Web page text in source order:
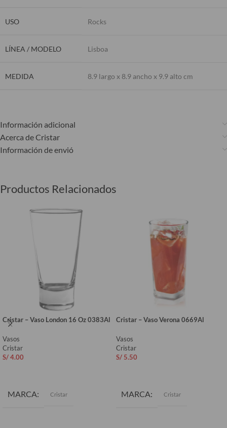
USO Rocks
LÍNEA / MODELO Lisboa
MEDIDA 8.9 largo x 8.9 ancho x 9.9 alto cm
Información adicional
Acerca de Cristar
Información de envió
Productos Relacionados
Cristar – Vaso London 16 Oz 0383Al
Vasos
Cristar
S/4.00
MARCA Cristar
Cristar – Vaso Verona 0669Al
Vasos
Cristar
S/ 5.50
MARCA Cristar